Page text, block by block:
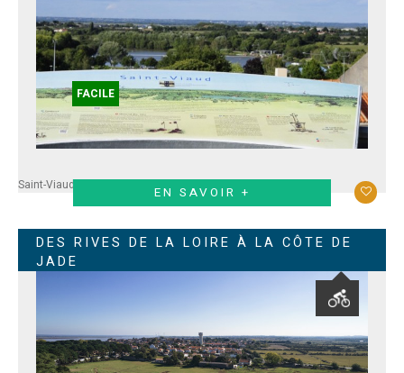
EN SAVOIR +
Saint-Viaud
FACILE
DES RIVES DE LA LOIRE À LA CÔTE DE
JADE